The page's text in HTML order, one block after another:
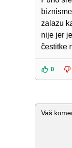
zalazu
nije jer
čestitke
0
Komentar